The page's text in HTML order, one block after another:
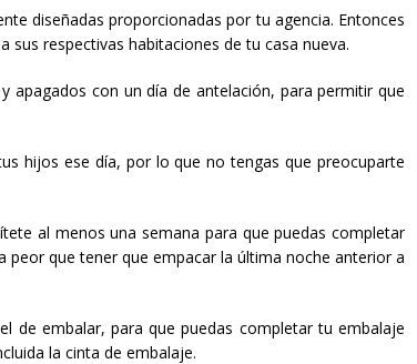
diseñadas proporcionadas por tu agencia. Entonces
sus respectivas habitaciones de tu casa nueva.
apagados con un día de antelación, para permitir que
hijos ese día, por lo que no tengas que preocuparte
al menos una semana para que puedas completar
que tener que empacar la última noche anterior a
de embalar, para que puedas completar tu embalaje
la cinta de embalaje.